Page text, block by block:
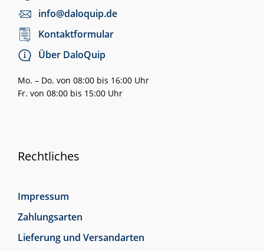
info@daloquip.de
Kontaktformular
Über DaloQuip
Mo. – Do. von 08:00 bis 16:00 Uhr
Fr. von 08:00 bis 15:00 Uhr
Rechtliches
Impressum
Zahlungsarten
Lieferung und Versandarten